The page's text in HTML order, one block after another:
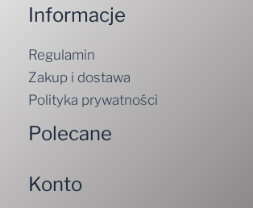
Informacje
Regulamin
Zakup i dostawa
Polityka prywatności
Polecane
Konto